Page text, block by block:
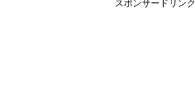
スポンサードリンク